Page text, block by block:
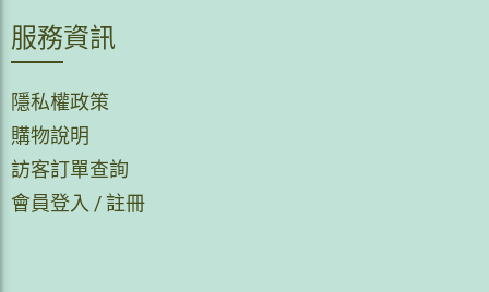
服務資訊
隱私權政策
購物說明
訪客訂單查詢
會員登入 /註冊